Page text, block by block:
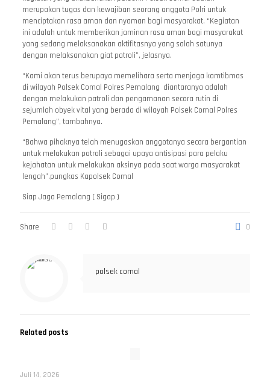
merupakan tugas dan kewajiban seorang anggota Polri untuk
menciptakan rasa aman dan nyaman bagi masyarakat. “Kegiatan
ini adalah untuk memberikan jaminan rasa aman bagi masyarakat
yang sedang melaksanakan aktifitasnya yang salah satunya
dengan melaksanakan giat patroli”, jelasnya.
“Kami akan terus berupaya memelihara serta menjaga kamtibmas
di wilayah Polsek Comal Polres Pemalang diantaranya adalah
dengan melakukan patroli dan pengamanan secara rutin di
sejumlah obyek vital yang berada di wilayah Polsek Comal Polres
Pemalang”, tambahnya.
“Bahwa pihaknya telah menugaskan anggotanya secara bergantian
untuk melakukan patroli sebagai upaya antisipasi para pelaku
kejahatan untuk melakukan aksinya pada saat warga masyarakat
lengah”.pungkas Kapolsek Comal
Siap Jaga Pemalang ( Sigap )
Share 0
polsek comal
Related posts
Juli 14, 2026